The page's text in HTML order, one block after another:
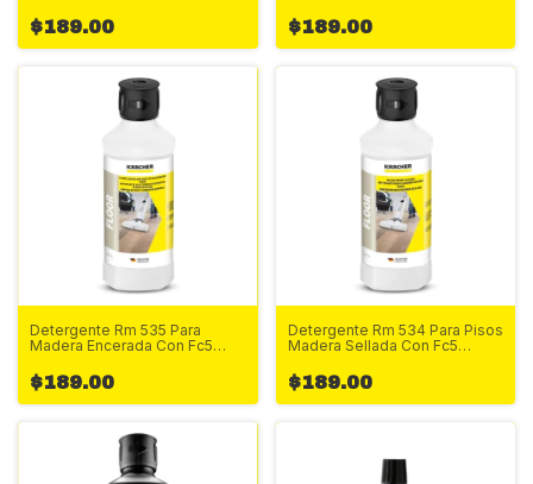
$189.00 $189.00
Detergente Rm 535 Para
Madera Encerada Con Fc5
$189.00
Detergente Rm 534 Para Pisos
Madera Sellada Con Fc5
$189.00